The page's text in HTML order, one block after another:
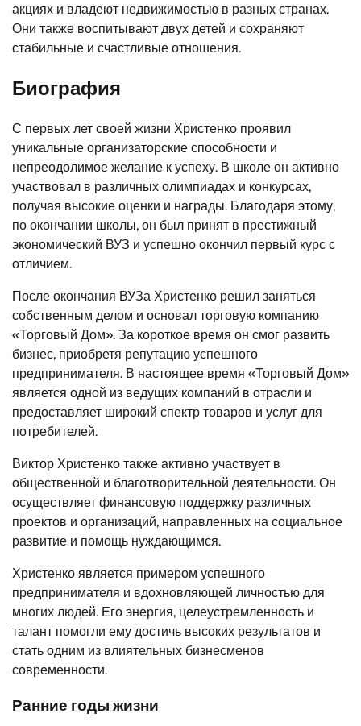
акциях и владеют недвижимостью в разных странах.
Они также воспитывают двух детей и сохраняют
стабильные и счастливые отношения.
Биография
С первых лет своей жизни Христенко проявил
уникальные организаторские способности и
непреодолимое желание к успеху. В школе он активно
участвовал в различных олимпиадах и конкурсах,
получая высокие оценки и награды. Благодаря этому,
по окончании школы, он был принят в престижный
экономический ВУЗ и успешно окончил первый курс с
отличием.
После окончания ВУЗа Христенко решил заняться
собственным делом и основал торговую компанию
«Торговый Дом». За короткое время он смог развить
бизнес, приобретя репутацию успешного
предпринимателя. В настоящее время «Торговый Дом»
является одной из ведущих компаний в отрасли и
предоставляет широкий спектр товаров и услуг для
потребителей.
Виктор Христенко также активно участвует в
общественной и благотворительной деятельности. Он
осуществляет финансовую поддержку различных
проектов и организаций, направленных на социальное
развитие и помощь нуждающимся.
Христенко является примером успешного
предпринимателя и вдохновляющей личностью для
многих людей. Его энергия, целеустремленность и
талант помогли ему достичь высоких результатов и
стать одним из влиятельных бизнесменов
современности.
Ранние годы жизни